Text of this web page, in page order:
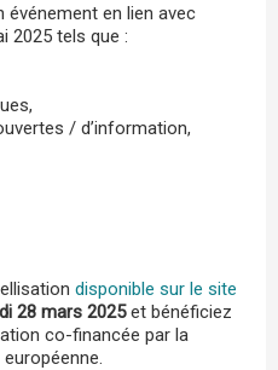
en lien avec
2025 tels que :
/ d’information,
disponible sur le site
28 mars 2025et bénéficiez
co-financée par la